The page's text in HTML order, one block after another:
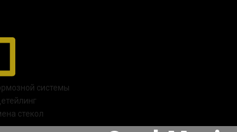
системы
стекол